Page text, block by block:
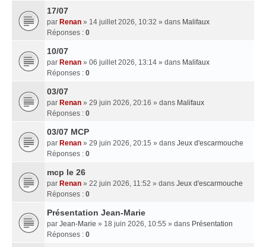
17/07
par Renan » 14 juillet 2026, 10:32 » dans Malifaux
Réponses : 0
10/07
par Renan » 06 juillet 2026, 13:14 » dans Malifaux
Réponses : 0
03/07
par Renan » 29 juin 2026, 20:16 » dans Malifaux
Réponses : 0
03/07 MCP
par Renan » 29 juin 2026, 20:15 » dans Jeux d'escarmouche
Réponses : 0
mcp le 26
par Renan » 22 juin 2026, 11:52 » dans Jeux d'escarmouche
Réponses : 0
Présentation Jean-Marie
par Jean-Marie » 18 juin 2026, 10:55 » dans Présentation
Réponses : 0